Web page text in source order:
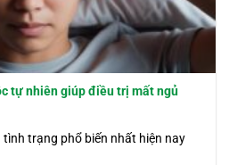
tự nhiên giúp điều trị mất ngủ
trạng phổ biến nhất hiện nay